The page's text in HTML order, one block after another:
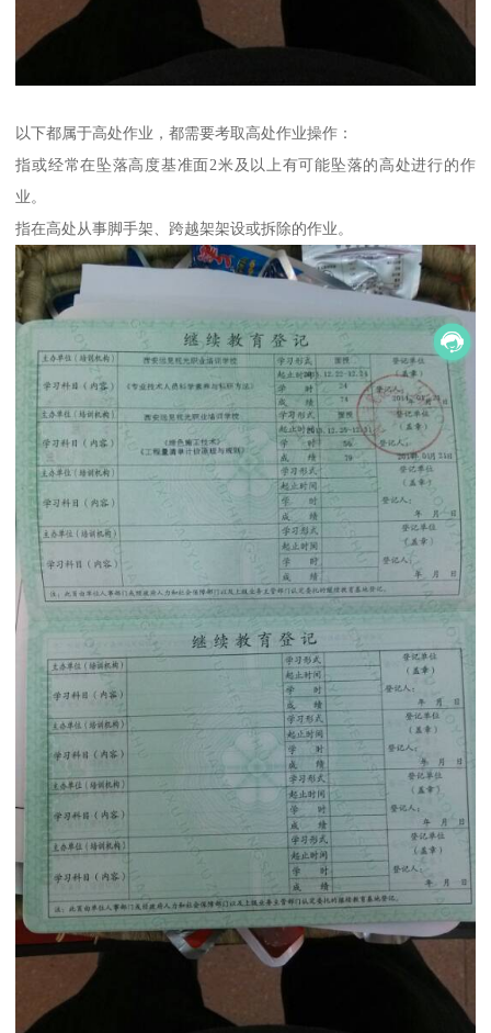
以下都属于高处作业，都需要考取高处作业操作：
指或经常在坠落高度基准面2米及以上有可能坠落的高处进行的作
业。
指在高处从事脚手架、跨越架架设或拆除的作业。